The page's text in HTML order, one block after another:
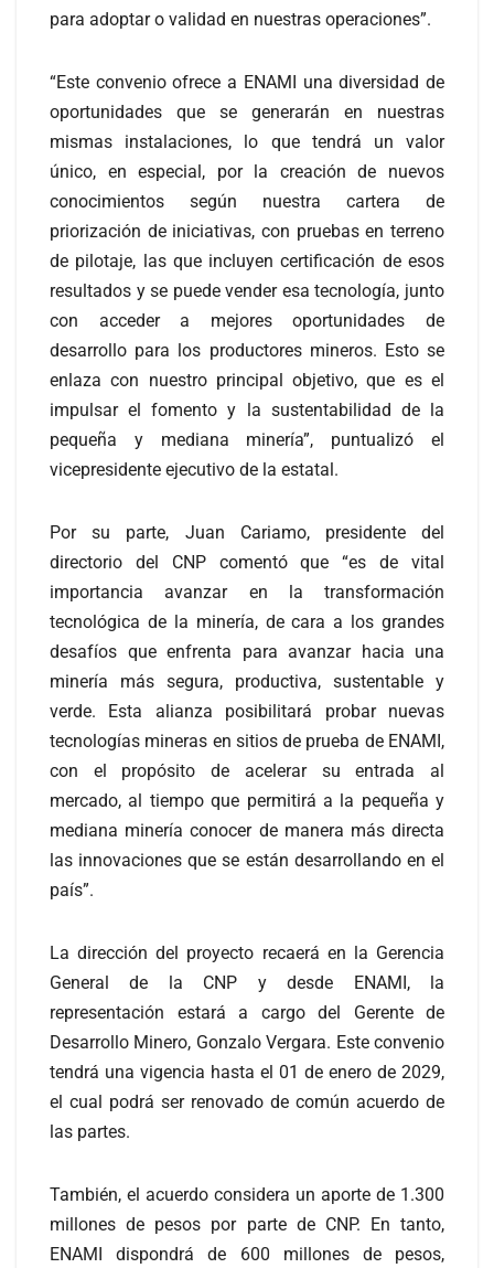
para adoptar o validad en nuestras operaciones”.
“Este convenio ofrece a ENAMI una diversidad de
oportunidades que se generarán en nuestras
mismas instalaciones, lo que tendrá un valor
único, en especial, por la creación de nuevos
conocimientos según nuestra cartera de
priorización de iniciativas, con pruebas en terreno
de pilotaje, las que incluyen certificación de esos
resultados y se puede vender esa tecnología, junto
con acceder a mejores oportunidades de
desarrollo para los productores mineros. Esto se
enlaza con nuestro principal objetivo, que es el
impulsar el fomento y la sustentabilidad de la
pequeña y mediana minería”, puntualizó el
vicepresidente ejecutivo de la estatal.
Por su parte, Juan Cariamo, presidente del
directorio del CNP comentó que “es de vital
importancia avanzar en la transformación
tecnológica de la minería, de cara a los grandes
desafíos que enfrenta para avanzar hacia una
minería más segura, productiva, sustentable y
verde. Esta alianza posibilitará probar nuevas
tecnologías mineras en sitios de prueba de ENAMI,
con el propósito de acelerar su entrada al
mercado, al tiempo que permitirá a la pequeña y
mediana minería conocer de manera más directa
las innovaciones que se están desarrollando en el
país”.
La dirección del proyecto recaerá en la Gerencia
General de la CNP y desde ENAMI, la
representación estará a cargo del Gerente de
Desarrollo Minero, Gonzalo Vergara. Este convenio
tendrá una vigencia hasta el 01 de enero de 2029,
el cual podrá ser renovado de común acuerdo de
las partes.
También, el acuerdo considera un aporte de 1.300
millones de pesos por parte de CNP. En tanto,
ENAMI dispondrá de 600 millones de pesos,